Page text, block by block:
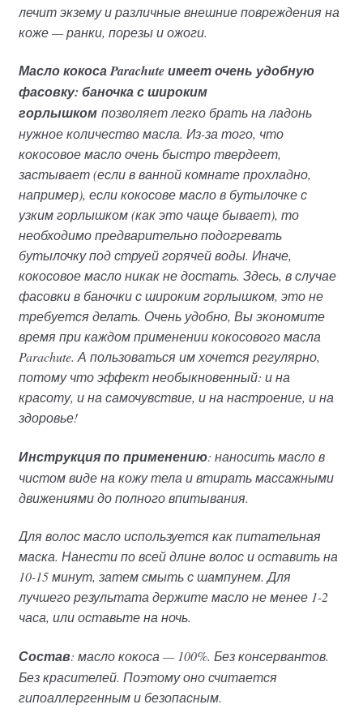
лечит экзему и различные внешние повреждения на
коже — ранки, порезы и ожоги.
Масло кокоса Parachute имеет очень удобную
фасовку: баночка с широким
горлышкомпозволяет легко брать на ладонь
нужное количество масла. Из-за того, что
кокосовое масло очень быстро твердеет,
застывает (если в ванной комнате прохладно,
например), если кокосове масло в бутылочке с
узким горлышком (как это чаще бывает), то
необходимо предварительно подогревать
бутылочку под струей горячей воды. Иначе,
кокосовое масло никак не достать. Здесь, в случае
фасовки в баночки с широким горлышком, это не
требуется делать. Очень удобно, Вы экономите
время при каждом применении кокосового масла
Parachute. А пользоваться им хочется регулярно,
потому что эффект необыкновенный: и на
красоту, и на самочувствие, и на настроение, и на
здоровье!
Инструкция по применению: наносить масло в
чистом виде на кожу тела и втирать массажными
движениями до полного впитывания.
Для волос масло используется как питательная
маска. Нанести по всей длине волос и оставить на
10-15 минут, затем смыть с шампунем. Для
лучшего результата держите масло не менее 1-2
часа, или оставьте на ночь.
Состав: масло кокоса — 100%. Без консервантов.
Без красителей. Поэтому оно считается
гипоаллергенным и безопасным.